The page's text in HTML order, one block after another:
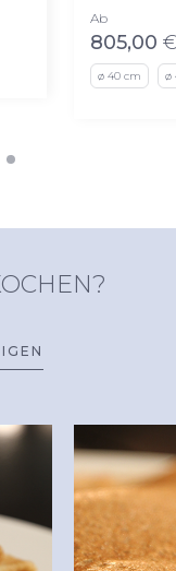
Ab
805,00
ø 40 cm ø